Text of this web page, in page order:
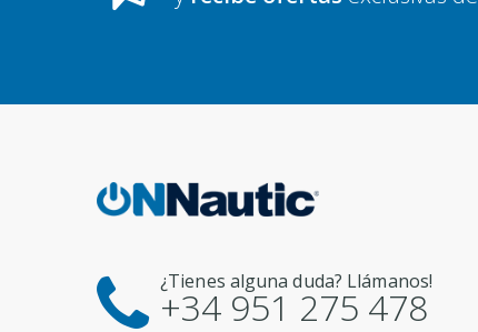
¿Tienes alguna duda? Llámanos!
+34 951 275 478